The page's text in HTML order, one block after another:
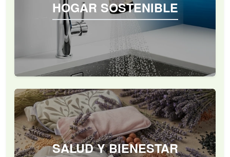
HOGAR SOSTENIBLE
SALUD Y BIENESTAR